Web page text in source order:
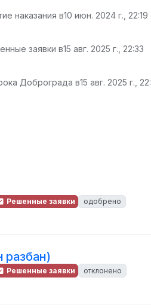
наказания в10 июн. 2024 г., 22:19
заявки в15 авг. 2025 г., 22:33
Доброграда в15 авг. 2025 г.,
Решенные заявки
одобрено
разбан)
Решенные заявки
отклонено